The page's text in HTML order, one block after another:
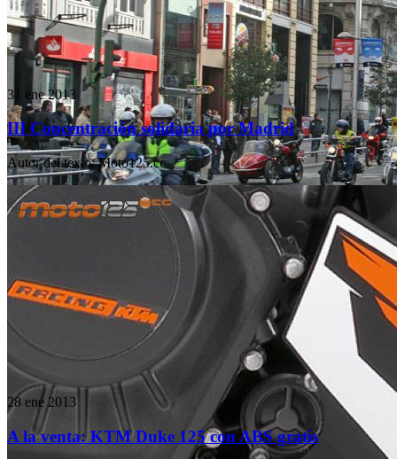
31 ene 2013
III Concentración solidaria por Madrid
Autor del texto: Moto125.cc
28 ene 2013
A la venta: KTM Duke 125 con ABS gratis